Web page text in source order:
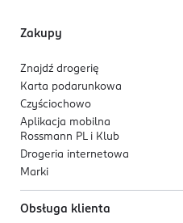
Zakupy
Znajdź drogerię
Karta podarunkowa
Czyściochowo
Aplikacja mobilna
Rossmann PL i Klub
Drogeria internetowa
Marki
Obsługa klienta